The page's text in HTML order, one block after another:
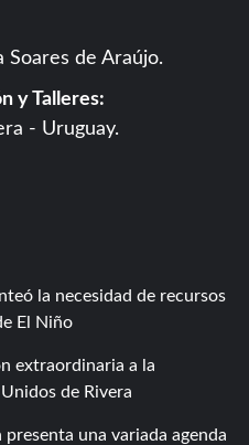
Soares de Araújo.
y Talleres:
- Uruguay.
la necesidad de recursos
El Niño
extraordinaria a la
de Rivera
una variada agenda